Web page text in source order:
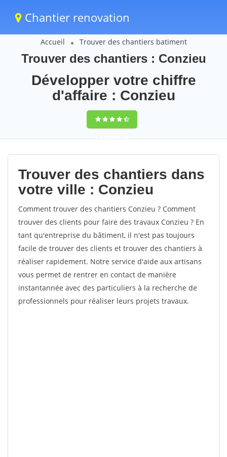
Chantier renovation
Accueil Trouver des chantiers batiment
Trouver des chantiers : Conzieu
Développer votre chiffre
d'affaire : Conzieu
9,5(100%)60
votes
Trouver des chantiers dans
votre ville : Conzieu
Comment trouver des chantiers Conzieu ? Comment
trouver des clients pour faire des travaux Conzieu ? En
tant qu'entreprise du bâtiment, il n'est pas toujours
facile de trouver des clients et trouver des chantiers à
réaliser rapidement. Notre service d'aide aux artisans
vous permet de rentrer en contact de manière
instantannée avec des particuliers à la recherche de
professionnels pour réaliser leurs projets travaux.